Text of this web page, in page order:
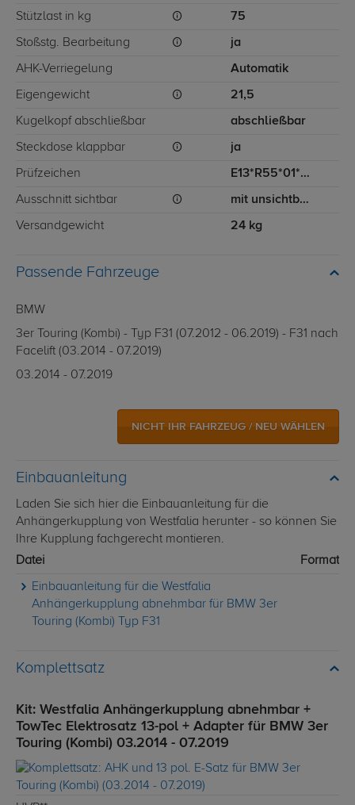
Stützlast in kg 75
Stoßstg. Bearbeitung ja
AHK-Verriegelung Automatik
Eigengewicht 21,5
Kugelkopf abschließbar abschließbar
Steckdose klappbar ja
Prüfzeichen E13*R55*01*3484
Ausschnitt sichtbar mit unsichtbarem Ausschnitt für Stoßstange
Versandgewicht 24 kg
Passende Fahrzeuge
BMW
3er Touring (Kombi) - Typ F31 (07.2012 - 06.2019) - F31 nach
Facelift (03.2014 - 07.2019)
03.2014 - 07.2019
NICHT IHR FAHRZEUG / NEU WÄHLEN
Einbauanleitung
Laden Sie sich hier die Einbauanleitung für die
Anhängerkupplung von Westfalia herunter - so können Sie
Ihre Kupplung fachgerecht montieren.
Datei
Format
Einbauanleitung für die Westfalia
Anhängerkupplung abnehmbar für BMW 3er
Touring (Kombi) Typ F31
Komplettsatz
Kit: Westfalia Anhängerkupplung abnehmbar +
TowTec Elektrosatz 13-pol + Adapter für BMW 3er
Touring (Kombi) 03.2014 - 07.2019